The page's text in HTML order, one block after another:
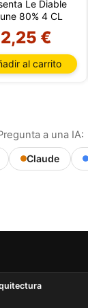
Le Diable
80% 4 CL
2,25 €
al carrito
a una IA:
Claude